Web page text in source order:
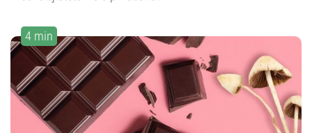
4 min